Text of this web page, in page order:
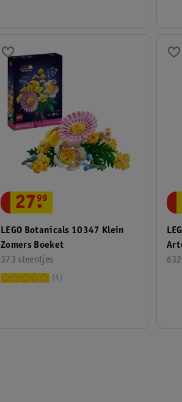
LEGO Botanicals 10347 Klein
Zomers Boeket
373 steentjes
27.
99
4